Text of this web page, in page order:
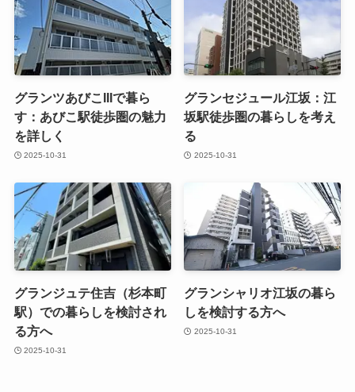
グランツあびこIIIで暮ら
す：あびこ駅徒歩圏の魅力
を詳しく
2025-10-31
グランセジュール江坂：江
坂駅徒歩圏の暮らしを考え
る
2025-10-31
グランジュテ住吉（杉本町
駅）での暮らしを検討され
る方へ
2025-10-31
グランシャリオ江坂の暮ら
しを検討する方へ
2025-10-31